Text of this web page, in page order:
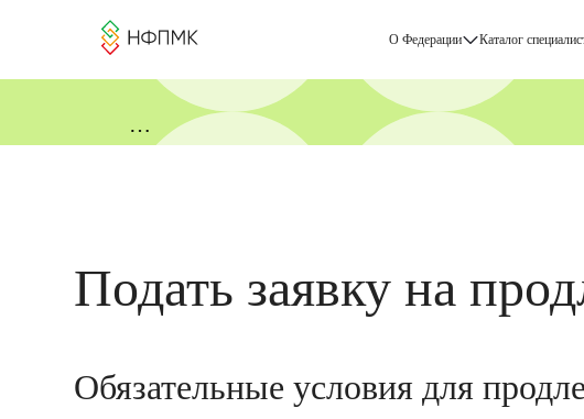
О Федерации Каталог
Подать заявку на
Обязательные условия для